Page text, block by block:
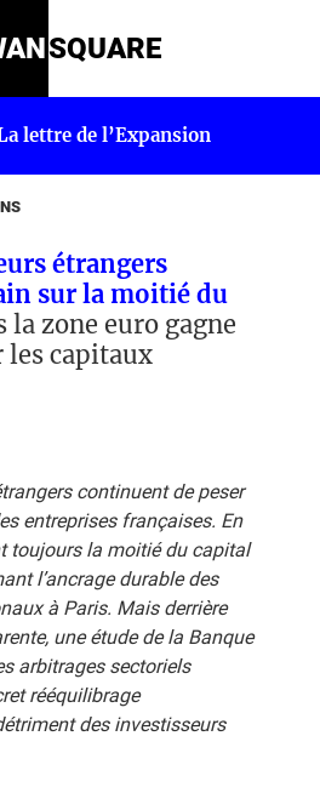
SQUARE
lettre de l’Expansion
étrangers
sur la moitié du
la zone euro gagne
les capitaux
continuent de peser
entreprises françaises. En
toujours la moitié du capital
l’ancrage durable des
à Paris. Mais derrière
une étude de la Banque
arbitrages sectoriels
rééquilibrage
des investisseurs